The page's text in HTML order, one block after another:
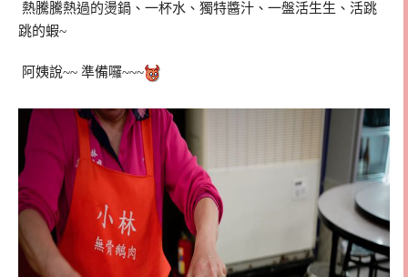
熱騰騰熱過的燙鍋、一杯水、獨特醬汁、一盤活生生、活跳
跳的蝦~
阿姨說~~ 準備囉~~~